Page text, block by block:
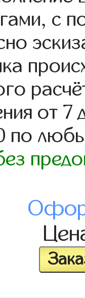
с
от 7
по